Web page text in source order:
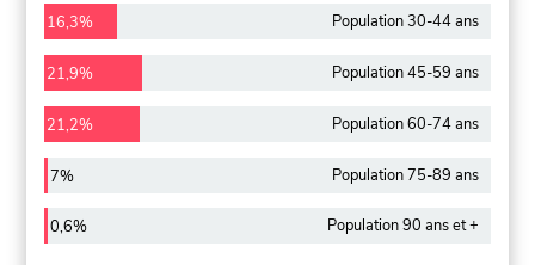
16,3% Population 30-44 ans
21,9% Population 45-59 ans
21,2% Population 60-74 ans
7% Population 75-89 ans
0,6% Population 90 ans et +